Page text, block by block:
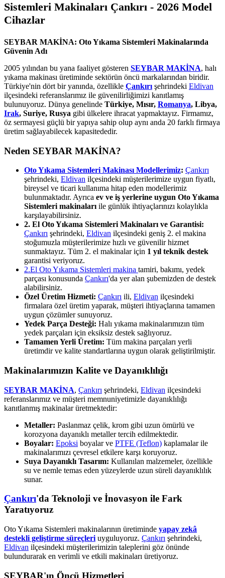
Sistemleri Makinaları Çankırı - 2026 Model
Cihazlar
SEYBAR MAKİNA: Oto Yıkama Sistemleri Makinalarında
Güvenin Adı
2005 yılından bu yana faaliyet gösteren SEYBAR MAKİNA, halı
yıkama makinası üretiminde sektörün öncü markalarından biridir.
Türkiye'nin dört bir yanında, özellikle Çankırı şehrindeki Eldivan
ilçesindeki referanslarımız ile güvenilirliğimizi kanıtlamış
bulunuyoruz. Dünya genelinde Türkiye, Mısır, Romanya, Libya,
Irak, Suriye, Rusya gibi ülkelere ihracat yapmaktayız. Firmamız,
öz sermayesi güçlü bir yapıya sahip olup aynı anda 20 farklı firmaya
üretim sağlayabilecek kapasitededir.
Neden SEYBAR MAKİNA?
Oto Yıkama Sistemleri Makinası Modellerimiz: Çankırı
şehrindeki, Eldivan ilçesindeki müşterilerimize uygun fiyatlı,
bireysel ve ticari kullanıma hitap eden modellerimiz
bulunmaktadır. Ayrıca ev ve iş yerlerine uygun Oto Yıkama
Sistemleri makinaları ile günlük ihtiyaçlarınızı kolaylıkla
karşılayabilirsiniz.
2. El Oto Yıkama Sistemleri Makinaları ve Garantisi:
Çankırı şehrindeki, Eldivan ilçesindeki geniş 2. el makina
stoğumuzla müşterilerimize hızlı ve güvenilir hizmet
sunmaktayız. Tüm 2. el makinalar için 1 yıl teknik destek
garantisi veriyoruz.
2.El Oto Yıkama Sistemleri makina tamiri, bakımı, yedek
parçası konusunda Çankırı'da yer alan şubemizden de destek
alabilirsiniz.
Özel Üretim Hizmeti: Çankırı ili, Eldivan ilçesindeki
firmalara özel üretim yaparak, müşteri ihtiyaçlarına tamamen
uygun çözümler sunuyoruz.
Yedek Parça Desteği: Halı yıkama makinalarımızın tüm
yedek parçaları için eksiksiz destek sağlıyoruz.
Tamamen Yerli Üretim: Tüm makina parçaları yerli
üretimdir ve kalite standartlarına uygun olarak geliştirilmiştir.
Makinalarımızın Kalite ve Dayanıklılığı
SEYBAR MAKİNA, Çankırı şehrindeki, Eldivan ilçesindeki
referanslarımız ve müşteri memnuniyetimizle dayanıklılığı
kanıtlanmış makinalar üretmektedir:
Metaller: Paslanmaz çelik, krom gibi uzun ömürlü ve
korozyona dayanıklı metaller tercih edilmektedir.
Boyalar: Epoksi boyalar ve PTFE (Teflon) kaplamalar ile
makinalarımızı çevresel etkilere karşı koruyoruz.
Suya Dayanıklı Tasarım: Kullanılan malzemeler, özellikle
su ve nemle temas eden yüzeylerde uzun süreli dayanıklılık
sunar.
Çankırı'da Teknoloji ve İnovasyon ile Fark
Yaratıyoruz
Oto Yıkama Sistemleri makinalarının üretiminde yapay zekâ
destekli geliştirme süreçleri uyguluyoruz. Çankırı şehrindeki,
Eldivan ilçesindeki müşterilerimizin taleplerini göz önünde
bulundurarak en verimli ve etkili makinaları üretiyoruz.
SEYBAR'ın Öncü Hizmetleri